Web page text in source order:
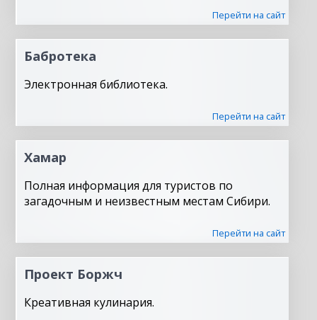
Перейти на сайт
Бабротека
Электронная библиотека.
Перейти на сайт
Хамар
Полная информация для туристов по
загадочным и неизвестным местам Сибири.
Перейти на сайт
Проект Боржч
Креативная кулинария.